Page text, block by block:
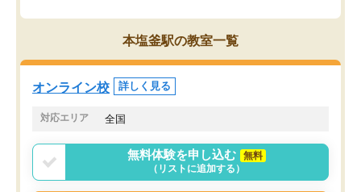
本塩釜駅の教室一覧
オンライン校 詳しく見る
対応エリア 全国
無料体験を申し込む
無料
（リストに追加する）